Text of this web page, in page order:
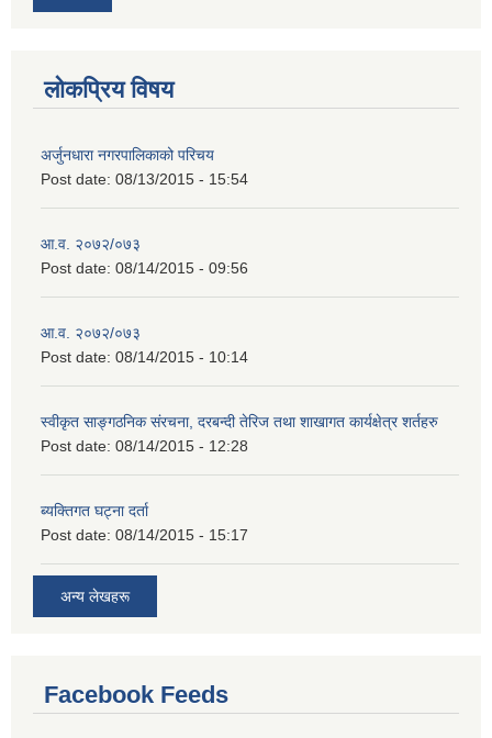
लोकप्रिय विषय
अर्जुनधारा नगरपालिकाको परिचय
Post date: 08/13/2015 - 15:54
आ.व. २०७२/०७३
Post date: 08/14/2015 - 09:56
आ.व. २०७२/०७३
Post date: 08/14/2015 - 10:14
स्वीकृत साङ्गठनिक संरचना, दरबन्दी तेरिज तथा शाखागत कार्यक्षेत्र शर्तहरु
Post date: 08/14/2015 - 12:28
ब्यक्तिगत घट्ना दर्ता
Post date: 08/14/2015 - 15:17
अन्य लेखहरू
Facebook Feeds